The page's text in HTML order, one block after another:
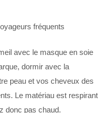
fréquents
avec le masque en soie
dormir avec la
peau et vos cheveux des
Le matériau est respirant
donc pas chaud.